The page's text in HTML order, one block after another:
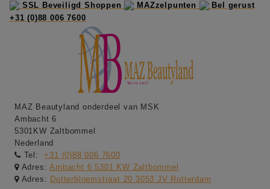
SSL Beveiligd Shoppen
MAZzelpunten
Bel gerust
+31 (0)88 006 7600
MAZ Beautyland onderdeel van MSK
Ambacht 6
5301KW Zaltbommel
Nederland
Tel:
+31 (0)88 006 7600
Adres:Ambacht 6 5301 KW Zaltbommel
Adres: Dotterbloemstraat 20 3053 JV Rotterdam